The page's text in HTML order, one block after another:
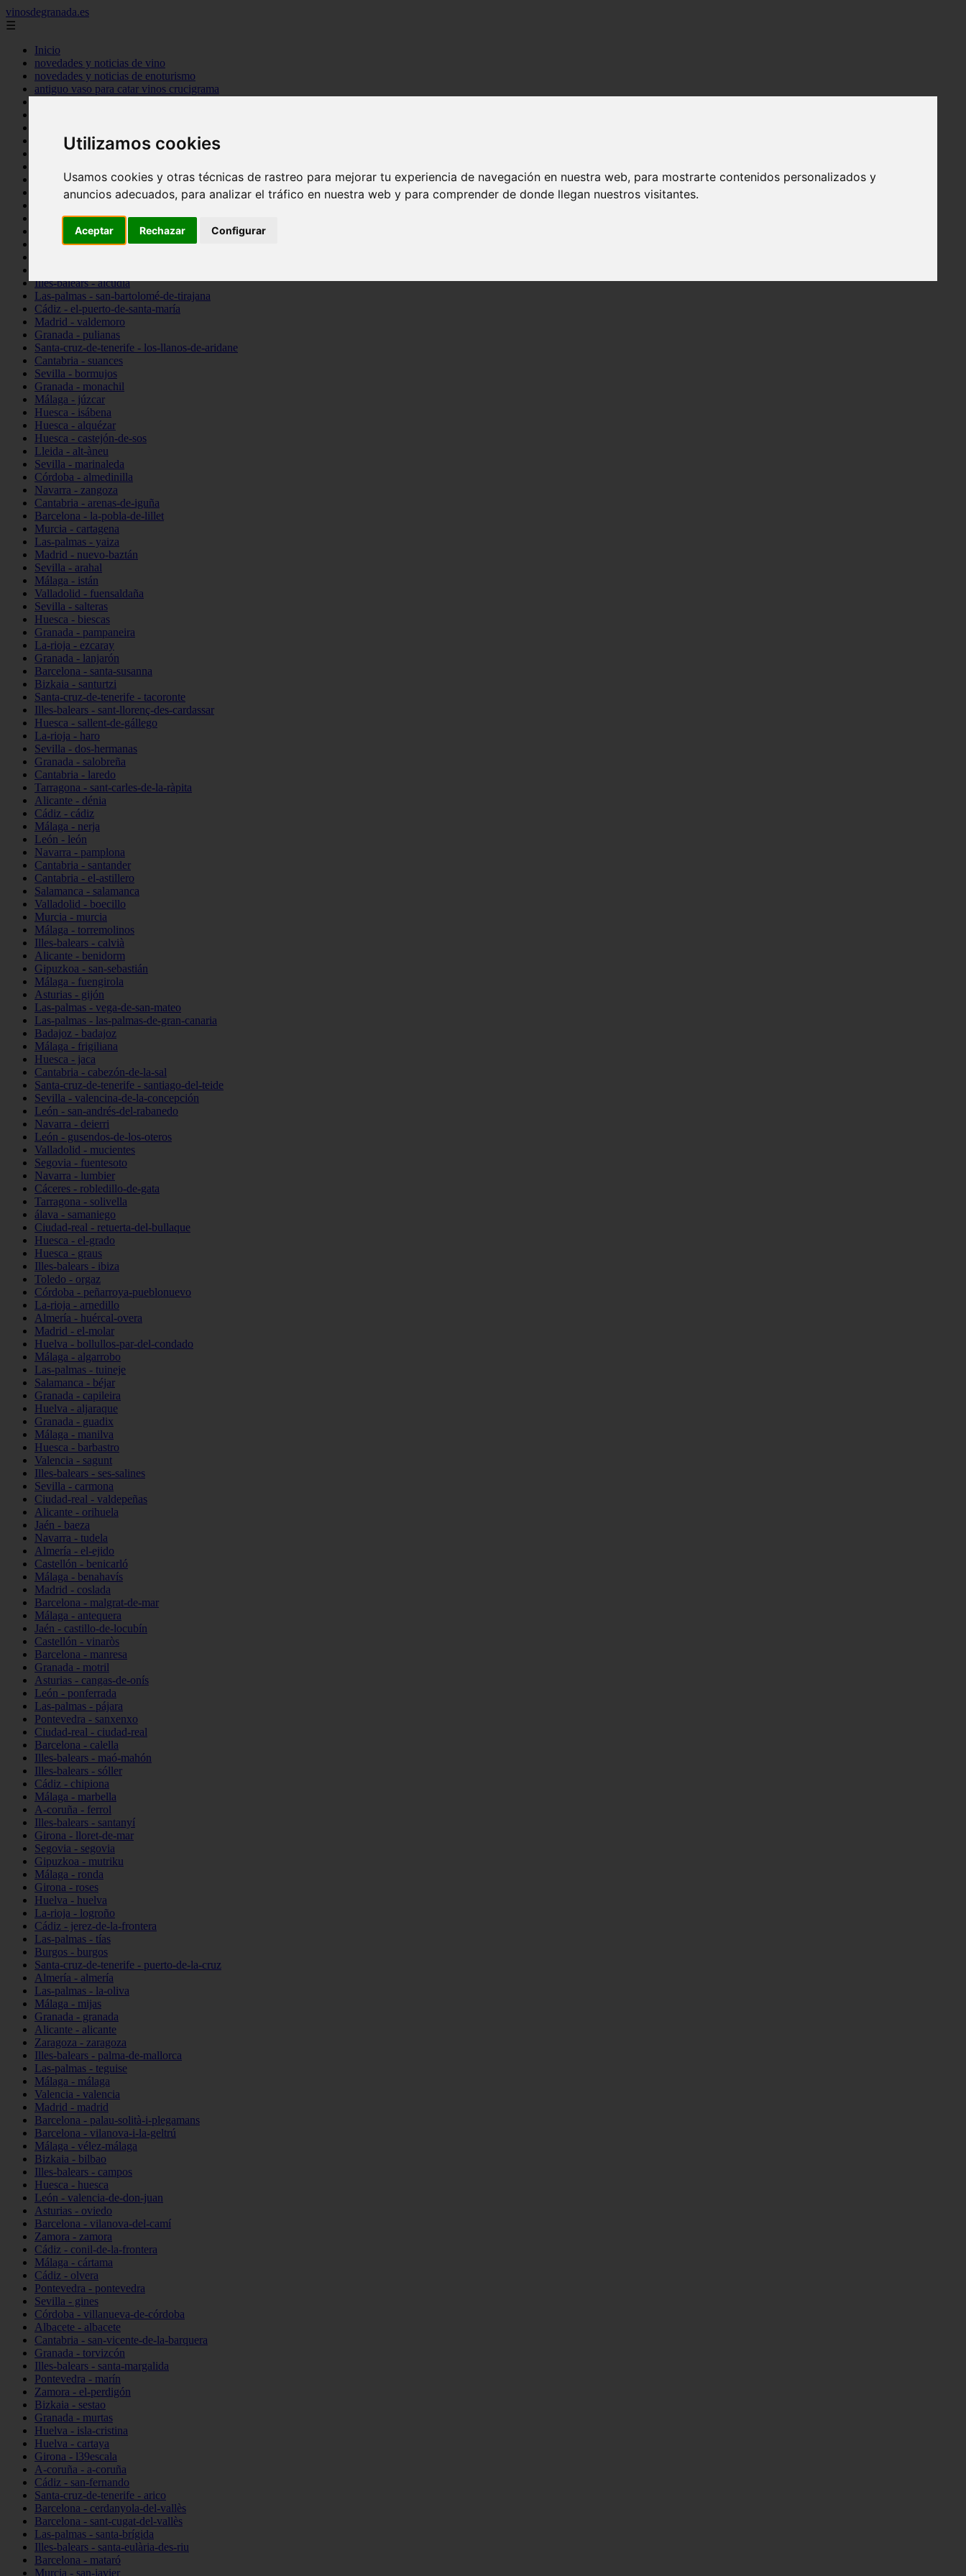
Utilizamos cookies
Usamos cookies y otras técnicas de rastreo para mejorar tu experiencia de navegación en nuestra web, para mostrarte contenidos personalizados y
anuncios adecuados, para analizar el tráfico en nuestra web y para comprender de donde llegan nuestros visitantes.
Aceptar Rechazar Configurar
vinosdegranada.es
☰
Inicio
novedades y noticias de vino
novedades y noticias de enoturismo
antiguo vaso para catar vinos crucigrama
Sevilla - sevilla
Barcelona - barcelona
Santa-cruz-de-tenerife - guía-de-isora
La-rioja - casalarreina
Almería - roquetas-de-mar
Illes-balears - alcúdia
Las-palmas - san-bartolomé-de-tirajana
Cádiz - el-puerto-de-santa-maría
Madrid - valdemoro
Granada - pulianas
Santa-cruz-de-tenerife - los-llanos-de-aridane
Cantabria - suances
Sevilla - bormujos
Granada - monachil
Málaga - júzcar
Huesca - isábena
Huesca - alquézar
Huesca - castejón-de-sos
Lleida - alt-àneu
Sevilla - marinaleda
Córdoba - almedinilla
Navarra - zangoza
Cantabria - arenas-de-iguña
Barcelona - la-pobla-de-lillet
Murcia - cartagena
Las-palmas - yaiza
Madrid - nuevo-baztán
Sevilla - arahal
Málaga - istán
Valladolid - fuensaldaña
Sevilla - salteras
Huesca - biescas
Granada - pampaneira
La-rioja - ezcaray
Granada - lanjarón
Barcelona - santa-susanna
Bizkaia - santurtzi
Santa-cruz-de-tenerife - tacoronte
Illes-balears - sant-llorenç-des-cardassar
Huesca - sallent-de-gállego
La-rioja - haro
Sevilla - dos-hermanas
Granada - salobreña
Cantabria - laredo
Tarragona - sant-carles-de-la-ràpita
Alicante - dénia
Cádiz - cádiz
Málaga - nerja
León - león
Navarra - pamplona
Cantabria - santander
Cantabria - el-astillero
Salamanca - salamanca
Valladolid - boecillo
Murcia - murcia
Málaga - torremolinos
Illes-balears - calvià
Alicante - benidorm
Gipuzkoa - san-sebastián
Málaga - fuengirola
Asturias - gijón
Las-palmas - vega-de-san-mateo
Las-palmas - las-palmas-de-gran-canaria
Badajoz - badajoz
Málaga - frigiliana
Huesca - jaca
Cantabria - cabezón-de-la-sal
Santa-cruz-de-tenerife - santiago-del-teide
Sevilla - valencina-de-la-concepción
León - san-andrés-del-rabanedo
Navarra - deierri
León - gusendos-de-los-oteros
Valladolid - mucientes
Segovia - fuentesoto
Navarra - lumbier
Cáceres - robledillo-de-gata
Tarragona - solivella
álava - samaniego
Ciudad-real - retuerta-del-bullaque
Huesca - el-grado
Huesca - graus
Illes-balears - ibiza
Toledo - orgaz
Córdoba - peñarroya-pueblonuevo
La-rioja - arnedillo
Almería - huércal-overa
Madrid - el-molar
Huelva - bollullos-par-del-condado
Málaga - algarrobo
Las-palmas - tuineje
Salamanca - béjar
Granada - capileira
Huelva - aljaraque
Granada - guadix
Málaga - manilva
Huesca - barbastro
Valencia - sagunt
Illes-balears - ses-salines
Sevilla - carmona
Ciudad-real - valdepeñas
Alicante - orihuela
Jaén - baeza
Navarra - tudela
Almería - el-ejido
Castellón - benicarló
Málaga - benahavís
Madrid - coslada
Barcelona - malgrat-de-mar
Málaga - antequera
Jaén - castillo-de-locubín
Castellón - vinaròs
Barcelona - manresa
Granada - motril
Asturias - cangas-de-onís
León - ponferrada
Las-palmas - pájara
Pontevedra - sanxenxo
Ciudad-real - ciudad-real
Barcelona - calella
Illes-balears - maó-mahón
Illes-balears - sóller
Cádiz - chipiona
Málaga - marbella
A-coruña - ferrol
Illes-balears - santanyí
Girona - lloret-de-mar
Segovia - segovia
Gipuzkoa - mutriku
Málaga - ronda
Girona - roses
Huelva - huelva
La-rioja - logroño
Cádiz - jerez-de-la-frontera
Las-palmas - tías
Burgos - burgos
Santa-cruz-de-tenerife - puerto-de-la-cruz
Almería - almería
Las-palmas - la-oliva
Málaga - mijas
Granada - granada
Alicante - alicante
Zaragoza - zaragoza
Illes-balears - palma-de-mallorca
Las-palmas - teguise
Málaga - málaga
Valencia - valencia
Madrid - madrid
Barcelona - palau-solità-i-plegamans
Barcelona - vilanova-i-la-geltrú
Málaga - vélez-málaga
Bizkaia - bilbao
Illes-balears - campos
Huesca - huesca
León - valencia-de-don-juan
Asturias - oviedo
Barcelona - vilanova-del-camí
Zamora - zamora
Cádiz - conil-de-la-frontera
Málaga - cártama
Cádiz - olvera
Pontevedra - pontevedra
Sevilla - gines
Córdoba - villanueva-de-córdoba
Albacete - albacete
Cantabria - san-vicente-de-la-barquera
Granada - torvizcón
Illes-balears - santa-margalida
Pontevedra - marín
Zamora - el-perdigón
Bizkaia - sestao
Granada - murtas
Huelva - isla-cristina
Huelva - cartaya
Girona - l39escala
A-coruña - a-coruña
Cádiz - san-fernando
Santa-cruz-de-tenerife - arico
Barcelona - cerdanyola-del-vallès
Barcelona - sant-cugat-del-vallès
Las-palmas - santa-brígida
Illes-balears - santa-eulària-des-riu
Barcelona - mataró
Murcia - san-javier